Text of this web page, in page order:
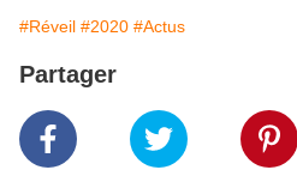
#Réveil #2020 #Actus
Partager